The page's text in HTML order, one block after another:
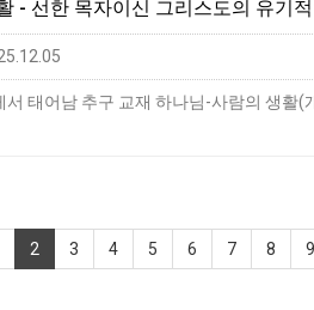
- 선한 목자이신 그리스도의 유기
태어남 추구 교재 하나님-사람의 생활
2 3 4 5 6 7 8 9